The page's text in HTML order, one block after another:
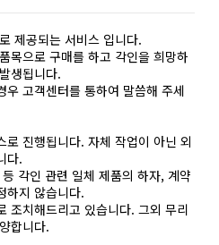
제공되는 서비스 입니다.
목으로 구매를 하고 각인을 희망하
생됩니다.
우 고객센터를 통하여 말씀해 주세
로 진행됩니다. 자체 작업이 아닌 외
다.
각인 관련 일체 제품의 하자, 계약
하지 않습니다.
조치해드리고 있습니다. 그외 무리
합니다.